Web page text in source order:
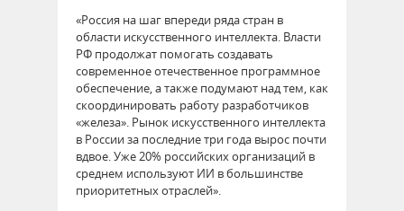
«Россия на шаг впереди ряда стран в
области искусственного интеллекта. Власти
РФ продолжат помогать создавать
современное отечественное программное
обеспечение, а также подумают над тем, как
скоординировать работу разработчиков
«железа». Рынок искусственного интеллекта
в России за последние три года вырос почти
вдвое. Уже 20% российских организаций в
среднем используют ИИ в большинстве
приоритетных отраслей».